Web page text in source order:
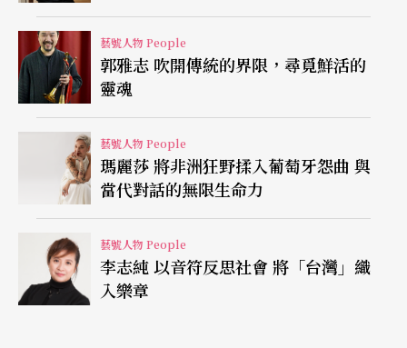
隔絕的時代中，他們以專業的西洋作曲技巧融入國
樂器的編制與特色，使得「台式國樂」自成一格，
用不同的價值與親和力直接打動人心。董榕森的創
作領域廣闊，無論是民族管絃樂曲、協奏曲、獨奏
曲、樂劇、合唱曲，連電視連續劇主題曲都有過優
秀的作品產生。畢生創作的作品無數，而最讓世人
印象深刻的，就是《陽明春曉》這首曲子了。
創作為教學 自謙不是作曲家
《陽明春曉》寫的就是陽明山早春的花季，曲中流
藝號人物 People
郭雅志 吹開傳統的界限，尋覓鮮活的
靈魂
藝號人物 People
瑪麗莎 將非洲狂野揉入葡萄牙怨曲 與
當代對話的無限生命力
藝號人物 People
李志純 以音符反思社會 將「台灣」織
入樂章